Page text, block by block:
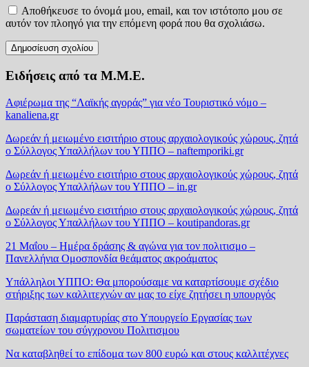
Αποθήκευσε το όνομά μου, email, και τον ιστότοπο μου σε
αυτόν τον πλοηγό για την επόμενη φορά που θα σχολιάσω.
Ειδήσεις από τα Μ.Μ.Ε.
Αφιέρωμα της “Λαϊκής αγοράς” για νέο Τουριστικό νόμο –
kanaliena.gr
Δωρεάν ή μειωμένο εισιτήριο στους αρχαιολογικούς χώρους, ζητά
ο Σύλλογος Υπαλλήλων του ΥΠΠΟ – naftemporiki.gr
Δωρεάν ή μειωμένο εισιτήριο στους αρχαιολογικούς χώρους, ζητά
ο Σύλλογος Υπαλλήλων του ΥΠΠΟ – in.gr
Δωρεάν ή μειωμένο εισιτήριο στους αρχαιολογικούς χώρους, ζητά
ο Σύλλογος Υπαλλήλων του ΥΠΠΟ – koutipandoras.gr
21 Μαΐου – Ημέρα δράσης & αγώνα για τον πολιτισμο –
Πανελλήνια Ομοσπονδία θεάματος ακροάματος
Υπάλληλοι ΥΠΠΟ: Θα μπορούσαμε να καταρτίσουμε σχέδιο
στήριξης των καλλιτεχνών αν μας το είχε ζητήσει η υπουργός
Παράσταση διαμαρτυρίας στο Υπουργείο Εργασίας των
σωματείων του σύγχρονου Πολιτισμου
Να καταβληθεί το επίδομα των 800 ευρώ και στους καλλιτέχνες